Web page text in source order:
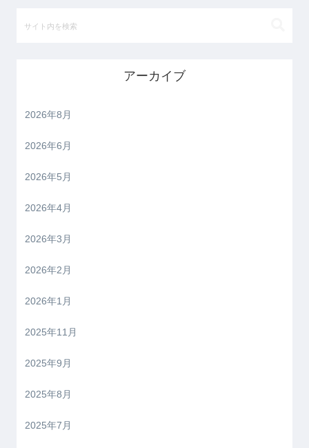
アーカイブ
2026年8月
2026年6月
2026年5月
2026年4月
2026年3月
2026年2月
2026年1月
2025年11月
2025年9月
2025年8月
2025年7月